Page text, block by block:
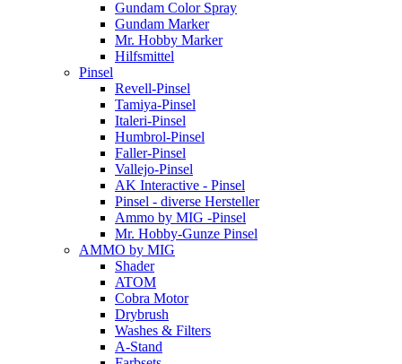
Gundam Color Spray
Gundam Marker
Mr. Hobby Marker
Hilfsmittel
Pinsel
Revell-Pinsel
Tamiya-Pinsel
Italeri-Pinsel
Humbrol-Pinsel
Faller-Pinsel
Vallejo-Pinsel
AK Interactive - Pinsel
Pinsel - diverse Hersteller
Ammo by MIG -Pinsel
Mr. Hobby-Gunze Pinsel
AMMO by MIG
Shader
ATOM
Cobra Motor
Drybrush
Washes & Filters
A-Stand